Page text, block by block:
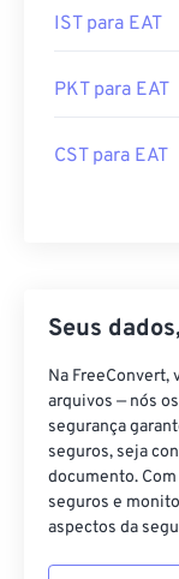
IST para EAT
PKT para EAT
CST para EAT
Seus
Na FreeConvert,
arquivos — nós
segurança
seguros, seja
documento.
seguros e
aspectos da